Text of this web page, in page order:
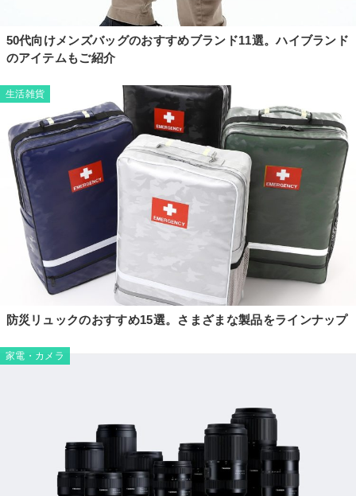
50代向けメンズバッグのおすすめブランド11選。ハイブランド
のアイテムもご紹介
生活雑貨
防災リュックのおすすめ15選。さまざまな製品をラインナップ
家電・カメラ